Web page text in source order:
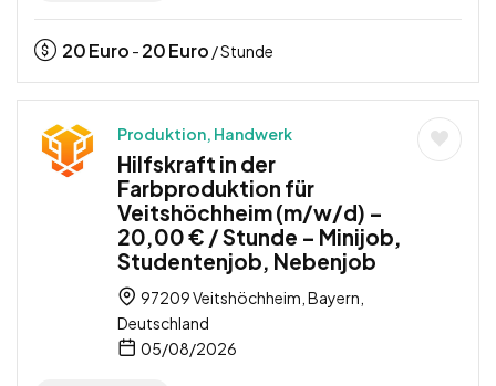
20Euro - 20Euro / Stunde
Produktion, Handwerk
Hilfskraft in der
Farbproduktion für
Veitshöchheim (m/w/d) –
20,00 € / Stunde – Minijob,
Studentenjob, Nebenjob
97209 Veitshöchheim, Bayern,
Deutschland
05/08/2026